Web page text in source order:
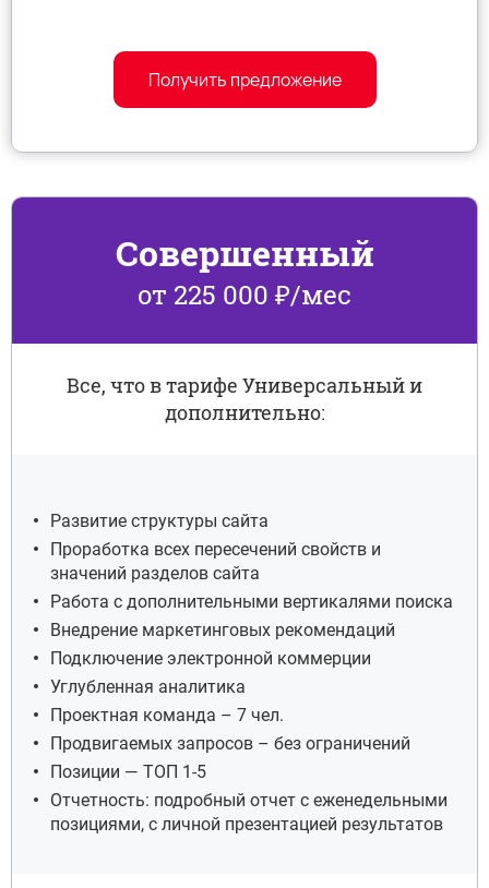
Получить предложение
Совершенный
от 225 000 ₽/мес
Все, что в тарифе Универсальный и
дополнительно:
Развитие структуры сайта
Проработка всех пересечений свойств и
значений разделов сайта
Работа с дополнительными вертикалями поиска
Внедрение маркетинговых рекомендаций
Подключение электронной коммерции
Углубленная аналитика
Проектная команда – 7 чел.
Продвигаемых запросов – без ограничений
Позиции — ТОП 1-5
Отчетность: подробный отчет с еженедельными
позициями, с личной презентацией результатов